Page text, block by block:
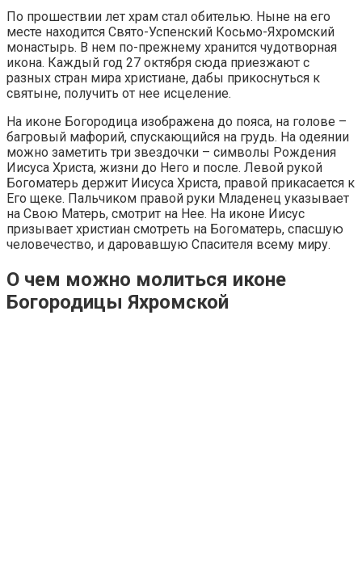
По прошествии лет храм стал обителью. Ныне на его
месте находится Свято-Успенский Косьмо-Яхромский
монастырь. В нем по-прежнему хранится чудотворная
икона. Каждый год 27 октября сюда приезжают с
разных стран мира христиане, дабы прикоснуться к
святыне, получить от нее исцеление.
На иконе Богородица изображена до пояса, на голове –
багровый мафорий, спускающийся на грудь. На одеянии
можно заметить три звездочки – символы Рождения
Иисуса Христа, жизни до Него и после. Левой рукой
Богоматерь держит Иисуса Христа, правой прикасается к
Его щеке. Пальчиком правой руки Младенец указывает
на Свою Матерь, смотрит на Нее. На иконе Иисус
призывает христиан смотреть на Богоматерь, спасшую
человечество, и даровавшую Спасителя всему миру.
О чем можно молиться иконе
Богородицы Яхромской